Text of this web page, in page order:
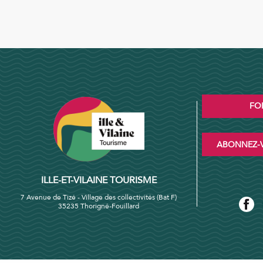
ILLE-ET-VILAINE TOURISME
7 Avenue de Tizé - Village des collectivités (Bat F)
35235 Thorigné-Fouillard
ABONNEZ-